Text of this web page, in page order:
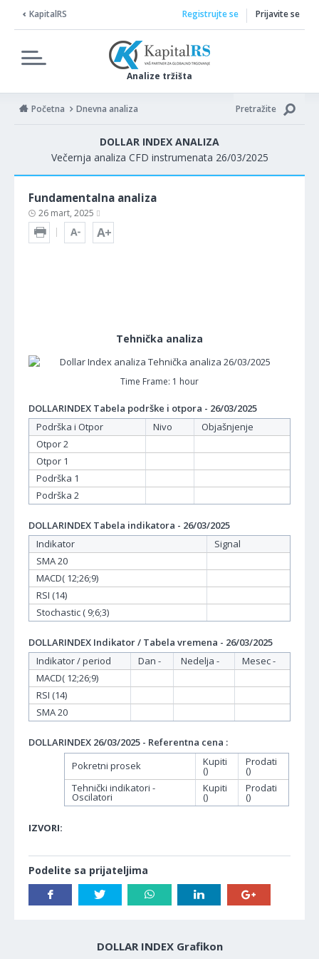
KapitalRS
Analize tržišta
Registrujte se Prijavite se
Početna Dnevna analiza Pretražite
DOLLAR INDEX ANALIZA
Večernja analiza CFD instrumenata 26/03/2025
Fundamentalna analiza
26 mart, 2025
Tehnička analiza
Time Frame: 1 hour
DOLLARINDEX Tabela podrške i otpora - 26/03/2025
Podrška i Otpor
Nivo
Objašnjenje
Otpor 2
Otpor 1
Podrška 1
Podrška 2
DOLLARINDEX Tabela indikatora - 26/03/2025
Indikator
Signal
SMA 20
MACD( 12;26;9)
RSI (14)
Stochastic ( 9;6;3)
DOLLARINDEX Indikator / Tabela vremena - 26/03/2025
Indikator / period
Dan - Nedelja -
Mesec -
MACD( 12;26;9)
RSI (14)
SMA 20
DOLLARINDEX 26/03/2025 - Referentna cena :
Pokretni prosek
Kupiti
()
Prodati
()
Tehnički indikatori -
Oscilatori
Kupiti
()
Prodati
()
IZVORI:
Podelite sa prijateljima
DOLLAR INDEX Grafikon